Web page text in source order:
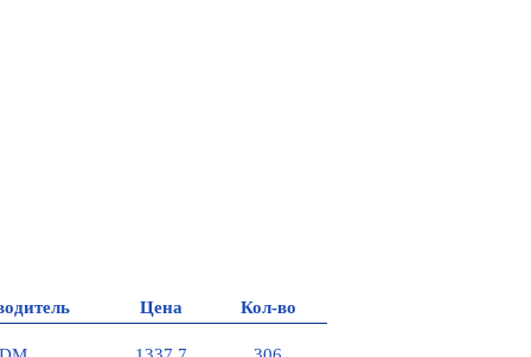
Цена Кол-во